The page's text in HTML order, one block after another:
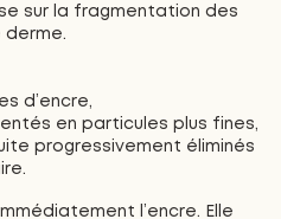
sur la fragmentation des
derme.
d’encre,
en particules plus fines,
progressivement éliminés
l’encre. Elle